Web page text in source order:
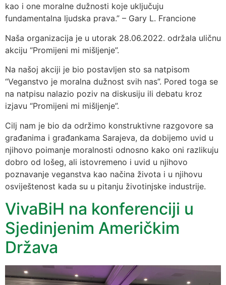
kao i one moralne dužnosti koje uključuju
fundamentalna ljudska prava.” – Gary L. Francione
Naša organizacija je u utorak 28.06.2022. održala uličnu
akciju “Promijeni mi mišljenje”.
Na našoj akciji je bio postavljen sto sa natpisom
“Veganstvo je moralna dužnost svih nas”. Pored toga se
na natpisu nalazio poziv na diskusiju ili debatu kroz
izjavu “Promijeni mi mišljenje”.
Cilj nam je bio da održimo konstruktivne razgovore sa
građanima i građankama Sarajeva, da dobijemo uvid u
njihovo poimanje moralnosti odnosno kako oni razlikuju
dobro od lošeg, ali istovremeno i uvid u njihovo
poznavanje veganstva kao načina života i u njihovu
osviještenost kada su u pitanju životinjske industrije.
VivaBiH na konferenciji u
Sjedinjenim Američkim
Država